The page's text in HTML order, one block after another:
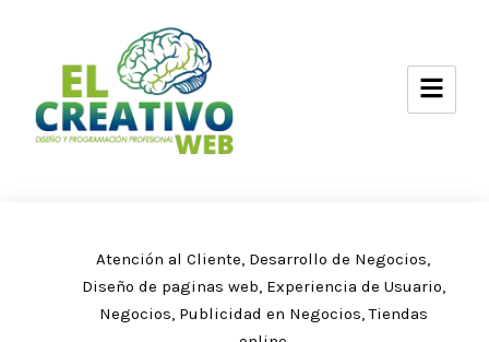
contenido
Atención al Cliente Desarrollo de Negocios
Diseño de paginas web Experiencia de Usuario
Negocios Publicidad en Negocios ,Tiendas